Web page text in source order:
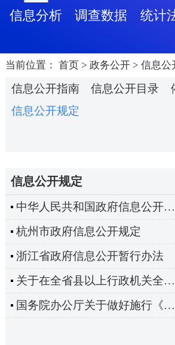
信息分析 调查数据 统计
当前位置： 首页 > 政务公开 > 信息公
信息公开指南 信息公开目录
信息公开规定
信息公开规定
中华人民共和国政府信息公开条例
杭州市政府信息公开规定
浙江省政府信息公开暂行办法
关于在全省县以上行政机关全面推行政务公开制度的通知
国务院办公厅关于做好施行《中华人民共和国政府信息公开条例》准备工作的通知